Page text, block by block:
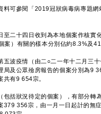
可參閱「2019冠狀病毒病專題網
二十四日收到為本地個案作核實
）有關的樣本分別佔約8.3%及
波疫情（由二○二一年十二月三十
局及公眾殮房報告的個案分別為9
共有9 654宗。
括狀況待定的個案），有部分轉
379 356宗，由一月一日起計的無